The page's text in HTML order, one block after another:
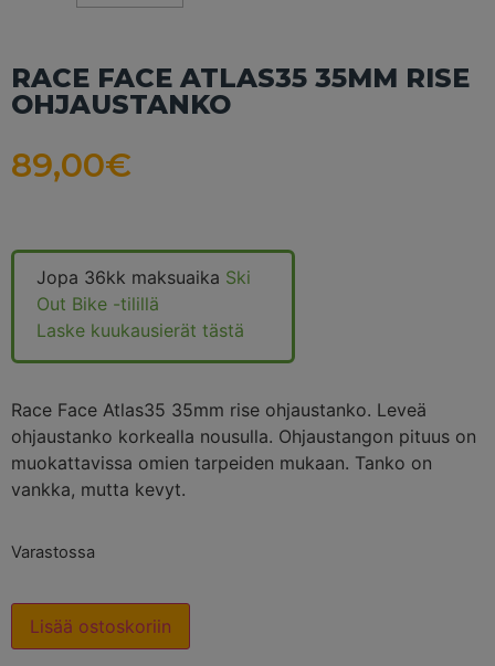
RACE FACE ATLAS35 35MM RISE
OHJAUSTANKO
89,00€
Jopa 36kk maksuaika Ski
Out Bike -tilillä
Laske kuukausierät tästä
Race Face Atlas35 35mm rise ohjaustanko. Leveä
ohjaustanko korkealla nousulla. Ohjaustangon pituus on
muokattavissa omien tarpeiden mukaan. Tanko on
vankka, mutta kevyt.
Varastossa
Lisää ostoskoriin